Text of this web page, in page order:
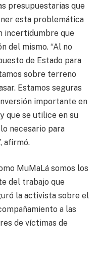
presupuestarias que
esta problemática
incertidumbre que
del mismo. “Al no
de Estado para
sobre terreno
Estamos seguras
importante en
que se utilice en su
necesario para
afirmó.
MuMaLá somos los
del trabajo que
la activista sobre el
a las
de víctimas de